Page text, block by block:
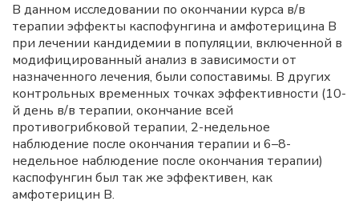
В данном исследовании по окончании курса в/в
терапии эффекты каспофунгина и амфотерицина B
при лечении кандидемии в популяции, включенной в
модифицированный анализ в зависимости от
назначенного лечения, были сопоставимы. В других
контрольных временных точках эффективности (10-
й день в/в терапии, окончание всей
противогрибковой терапии, 2-недельное
наблюдение после окончания терапии и 6–8-
недельное наблюдение после окончания терапии)
каспофунгин был так же эффективен, как
амфотерицин B.